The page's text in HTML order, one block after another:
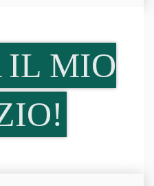
IL MIO